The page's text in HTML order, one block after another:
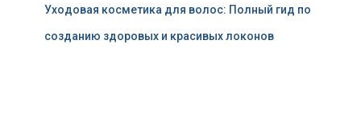
Уходовая косметика для волос: Полный гид по
созданию здоровых и красивых локонов